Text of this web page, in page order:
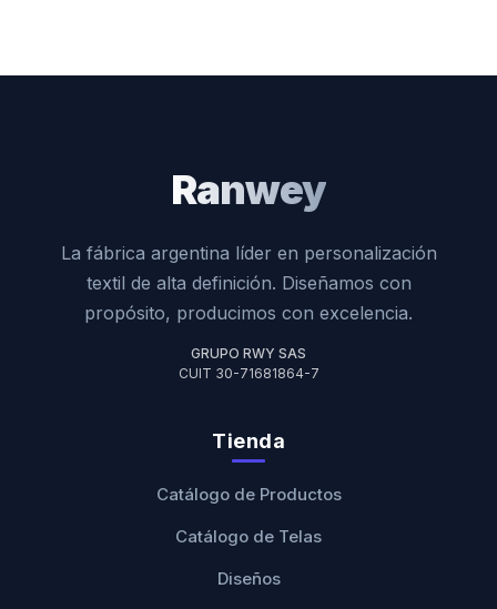
Ranwey
La fábrica argentina líder en personalización
textil de alta definición. Diseñamos con
propósito, producimos con excelencia.
GRUPO RWY SAS
CUIT 30-71681864-7
Tienda
Catálogo de Productos
Catálogo de Telas
Diseños